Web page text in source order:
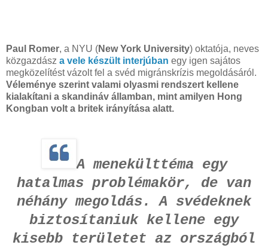
Paul Romer, a NYU (New York University) oktatója, neves
közgazdász a vele készült interjúban egy igen sajátos
megközelítést vázolt fel a svéd migránskrízis megoldásáról.
Véleménye szerint valami olyasmi rendszert kellene
kialakítani a skandináv államban, mint amilyen Hong
Kongban volt a britek irányítása alatt.
A menekülttéma egy
hatalmas problémakör, de van
néhány megoldás. A svédeknek
biztosítaniuk kellene egy
kisebb területet az országból